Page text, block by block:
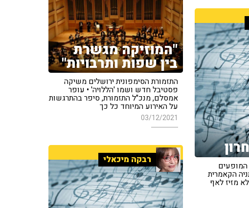
"המוזיקה מגשרת
בין שפות ותרבויות"
התזמורת הסימפונית ירושלים משיקה
פסטיבל חדש ושמו 'הללויה' • עופר
אמסלם, מנכ"ל התזמורת, סיפר בהתרגשות
על האירוע המיוחד כל כך
03/12/2021
המופעים
הקאמרית
מזיז לאף
רבקה מיכאלי